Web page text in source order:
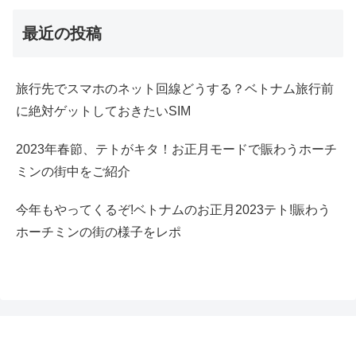
最近の投稿
旅行先でスマホのネット回線どうする？ベトナム旅行前
に絶対ゲットしておきたいSIM
2023年春節、テトがキタ！お正月モードで賑わうホーチ
ミンの街中をご紹介
今年もやってくるぞ!ベトナムのお正月2023テト!賑わう
ホーチミンの街の様子をレポ